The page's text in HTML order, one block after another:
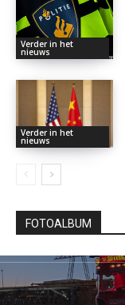
Verder in het
nieuws
Verder in het
nieuws
FOTOALBUM